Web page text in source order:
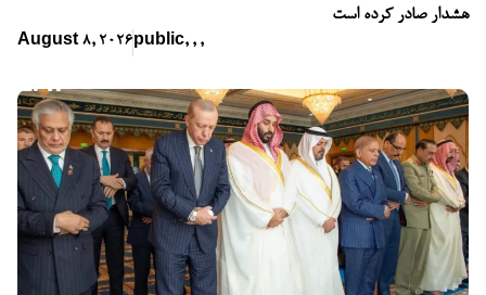
هشدار صادر کرده است
August 8, 2026 public, , ,